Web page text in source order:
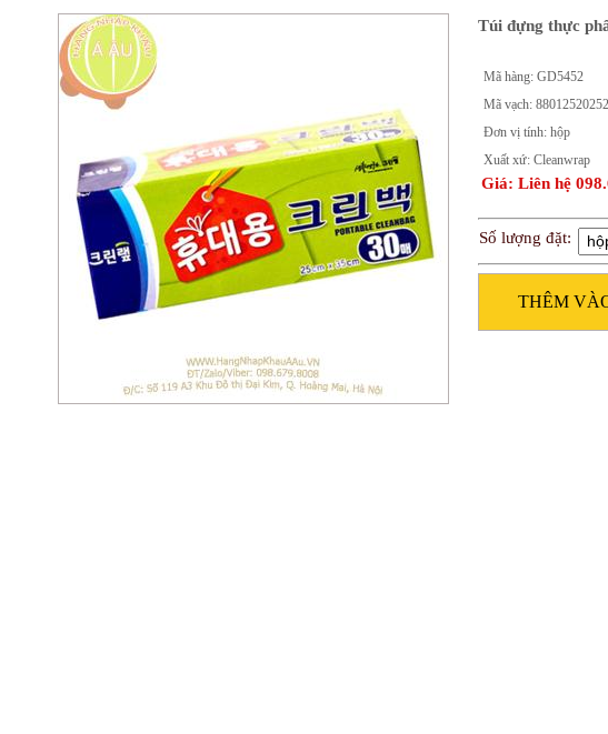
Túi đựng thực
Mã hàng: GD5452
Mã vạch:
Đơn vị tính: hộp
Xuất xứ: Cleanwrap
Giá: Liên hệ
Số lượng đặt:
THÊM